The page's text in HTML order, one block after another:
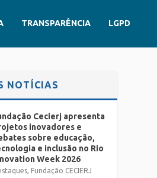
TRANSPARÊNCIA LGPD
NOTÍCIAS
Cecierj apresenta
inovadores e
sobre educação,
e inclusão no Rio
Week 2026
, Fundação CECIERJ